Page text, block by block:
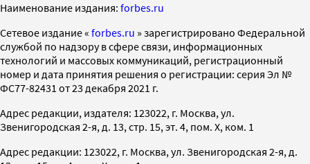
Наименование издания: forbes.ru
Cетевое издание « forbes.ru » зарегистрировано Федеральной
службой по надзору в сфере связи, информационных
технологий и массовых коммуникаций, регистрационный
номер и дата принятия решения о регистрации: серия Эл №
ФС77-82431 от 23 декабря 2021 г.
Адрес редакции, издателя: 123022, г. Москва, ул.
Звенигородская 2-я, д. 13, стр. 15, эт. 4, пом. X, ком. 1
Адрес редакции: 123022, г. Москва, ул. Звенигородская 2-я, д.